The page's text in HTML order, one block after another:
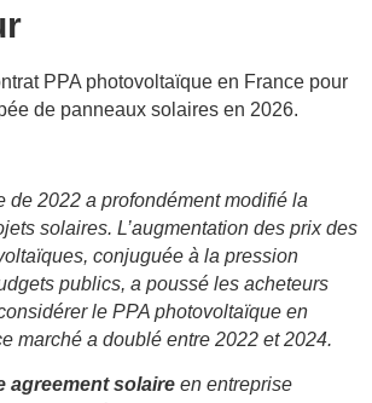
de 2022 a profondément modifié la
solaires. L’augmentation des prix des
conjuguée à la pression
publics, a poussé les acheteurs
le PPA photovoltaïque en
marché a doublé entre 2022 et 2024.
agreement solaire en entreprise